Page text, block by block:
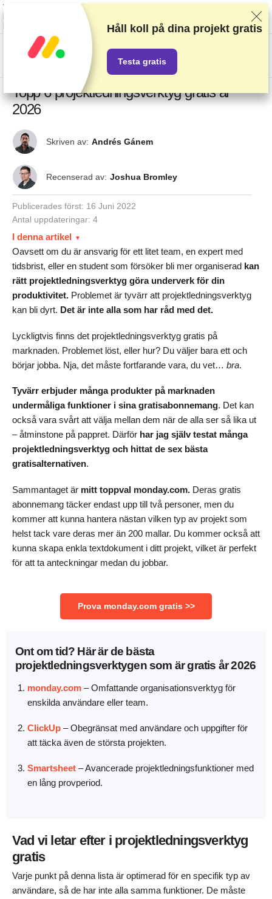
Vi rankar leverantörer baserat på rigorösa tester och efterforskning, men vi
lyssnar även på din feedback och våra kommersiella avtal med
leverantörer. Denna sida innehåller partnerlänkar.Annonseringsinformation
Topp 6 projektledningsverktyg gratis år
2026
Skriven av: Andrés Gánem
Recenserad av: Joshua Bromley
Publicerades först: 16 Juni 2022
Antal uppdateringar: 4
I denna artikel
Oavsett om du är ansvarig för ett litet team, en expert med
tidsbrist, eller en student som försöker bli mer organiserad kan
rätt projektledningsverktyg göra underverk för din
produktivitet. Problemet är tyvärr att projektledningsverktyg
kan bli dyrt. Det är inte alla som har råd med det.
Lyckligtvis finns det projektledningsverktyg gratis på
marknaden. Problemet löst, eller hur? Du väljer bara ett och
börjar jobba. Nja, det måste fortfarande vara, du vet… bra.
Tyvärr erbjuder många produkter på marknaden
undermåliga funktioner i sina gratisabonnemang. Det kan
också vara svårt att välja mellan dem när de alla ser så lika ut
– åtminstone på pappret. Därför har jag själv testat många
projektledningsverktyg och hittat de sex bästa
gratisalternativen.
Sammantaget är mitt toppval monday.com. Deras gratis
abonnemang täcker endast upp till två personer, men du
kommer att kunna hantera nästan vilken typ av projekt som
helst tack vare deras mer än 200 mallar. Du kommer också att
kunna skapa enkla textdokument i ditt projekt, vilket är perfekt
för att ta anteckningar medan du jobbar.
Prova monday.com gratis >>
Ont om tid? Här är de bästa
projektledningsverktygen som är gratis år 2026
monday.com – Omfattande organisationsverktyg för
enskilda användare eller team.
ClickUp – Obegränsat med användare och uppgifter för
att täcka även de största projekten.
Smartsheet – Avancerade projektledningsfunktioner med
en lång provperiod.
Vad vi letar efter i projektledningsverktyg
gratis
Varje punkt på denna lista är optimerad för en specifik typ av
användare, så de har inte alla samma funktioner. De måste
Håll koll på dina projekt gratis
Testa gratis